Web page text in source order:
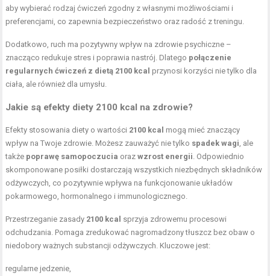
aby wybierać rodzaj ćwiczeń zgodny z własnymi możliwościami i
preferencjami, co zapewnia bezpieczeństwo oraz radość z treningu.
Dodatkowo, ruch ma pozytywny wpływ na zdrowie psychiczne –
znacząco redukuje stres i poprawia nastrój. Dlatego połączenie
regularnych ćwiczeń z dietą 2100 kcal przynosi korzyści nie tylko dla
ciała, ale również dla umysłu.
Jakie są efekty diety 2100 kcal na zdrowie?
Efekty stosowania diety o wartości 2100 kcal mogą mieć znaczący
wpływ na Twoje zdrowie. Możesz zauważyć nie tylko spadek wagi , ale
także poprawę samopoczucia orazwzrost energii . Odpowiednio
skomponowane posiłki dostarczają wszystkich niezbędnych składników
odżywczych, co pozytywnie wpływa na funkcjonowanie układów
pokarmowego, hormonalnego i immunologicznego.
Przestrzeganie zasady 2100 kcal sprzyja zdrowemu procesowi
odchudzania. Pomaga zredukować nagromadzony tłuszcz bez obaw o
niedobory ważnych substancji odżywczych. Kluczowe jest:
regularne jedzenie,